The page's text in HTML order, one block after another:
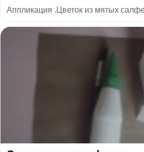
Аппликация .Цветок из мятых